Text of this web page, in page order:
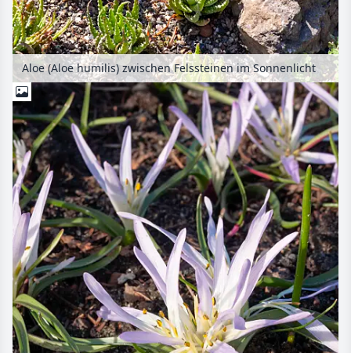
Aloe (Aloe humilis) zwischen Felssteinen im Sonnenlicht